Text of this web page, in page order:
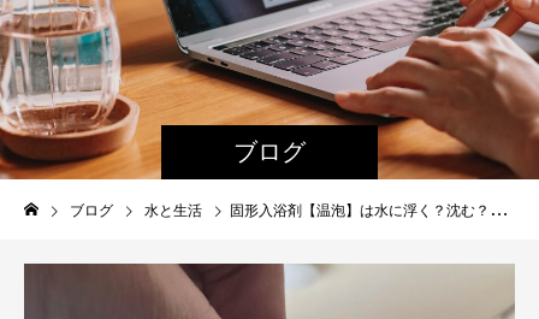
ブログ
ブログ 水と生活 固形入浴剤【温泡】は水に浮く？沈む？空気がカギになる実験